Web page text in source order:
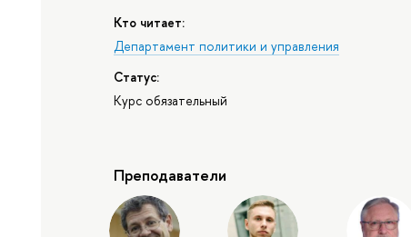
Кто читает:
Департамент политики и управления
Статус:
Курс обязательный
Преподаватели